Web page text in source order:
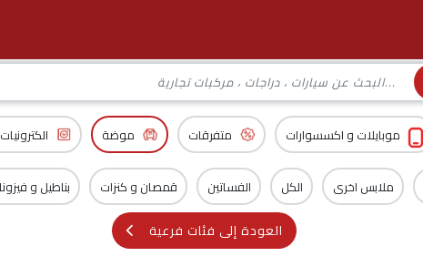
موبايلات و اكسسوارات متفرقات موضة
ملابس اخرى الكل الفساتين قمصان و كنزات بناطيل و
العودة إلى فئات فرعية